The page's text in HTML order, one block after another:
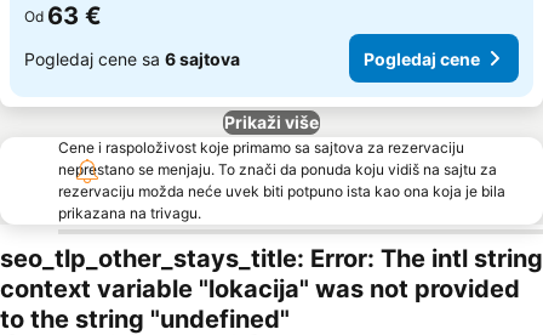
Od 63 €
Pogledaj cene sa 6 sajtova Pogledaj cene
Prikaži više
Cene i raspoloživost koje primamo sa sajtova za rezervaciju
neprestano se menjaju. To znači da ponuda koju vidiš na sajtu za
rezervaciju možda neće uvek biti potpuno ista kao ona koja je bila
prikazana na trivagu.
seo_tlp_other_stays_title: Error: The intl string
context variable "lokacija" was not provided
to the string "undefined"